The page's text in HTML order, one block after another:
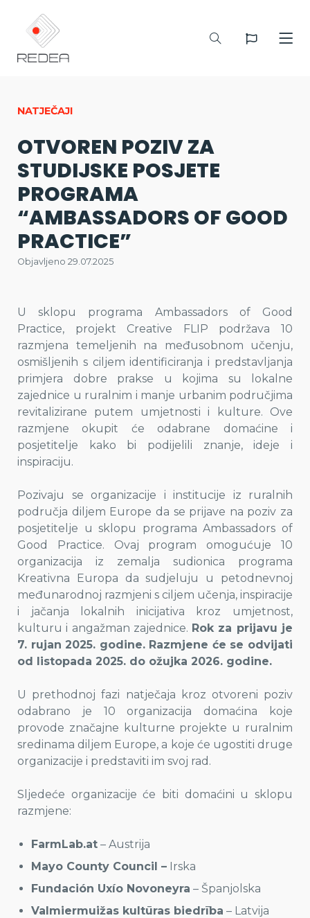
NATJEČAJI
OTVOREN POZIV ZA
STUDIJSKE POSJETE
PROGRAMA
“AMBASSADORS OF GOOD
PRACTICE”
Objavljeno 29.07.2025
U sklopu programa Ambassadors of Good
Practice, projekt Creative FLIP podržava 10
razmjena temeljenih na međusobnom učenju,
osmišljenih s ciljem identificiranja i predstavljanja
primjera dobre prakse u kojima su lokalne
zajednice u ruralnim i manje urbanim područjima
revitalizirane putem umjetnosti i kulture. Ove
razmjene okupit će odabrane domaćine i
posjetitelje kako bi podijelili znanje, ideje i
inspiraciju.
Pozivaju se organizacije i institucije iz ruralnih
područja diljem Europe da se prijave na poziv za
posjetitelje u sklopu programa Ambassadors of
Good Practice. Ovaj program omogućuje 10
organizacija iz zemalja sudionica programa
Kreativna Europa da sudjeluju u petodnevnoj
međunarodnoj razmjeni s ciljem učenja, inspiracije
i jačanja lokalnih inicijativa kroz umjetnost,
kulturu i angažman zajednice. Rok za prijavu je
7. rujan 2025. godine. Razmjene će se odvijati
od listopada 2025. do ožujka 2026. godine.
U prethodnoj fazi natječaja kroz otvoreni poziv
odabrano je 10 organizacija domaćina koje
provode značajne kulturne projekte u ruralnim
sredinama diljem Europe, a koje će ugostiti druge
organizacije i predstaviti im svoj rad.
Sljedeće organizacije će biti domaćini u sklopu
razmjene:
FarmLab.at – Austrija
Mayo County Council – Irska
Fundación Uxío Novoneyra – Španjolska
Valmiermuižas kultūras biedrība – Latvija